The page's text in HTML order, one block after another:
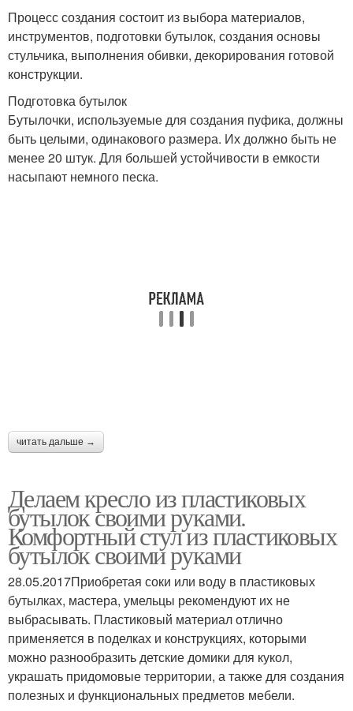
Пластиковые бутылки Стул из бутылок
Диван из бутылок
крышек
Поделки из
Процесс создания состоит из выбора материалов,
инструментов, подготовки бутылок, создания основы
стульчика, выполнения обивки, декорирования готовой
конструкции.
Подготовка бутылок
Бутылочки, используемые для создания пуфика, должны
быть целыми, одинакового размера. Их должно быть не
менее 20 штук. Для большей устойчивости в емкости
насыпают немного песка.
читать дальше →
Делаем кресло из пластиковых
бутылок своими руками.
Комфортный стул из пластиковых
бутылок своими руками
28.05.2017Приобретая соки или воду в пластиковых
бутылках, мастера, умельцы рекомендуют их не
выбрасывать. Пластиковый материал отлично
применяется в поделках и конструкциях, которыми
можно разнообразить детские домики для кукол,
украшать придомовые территории, а также для создания
полезных и функциональных предметов мебели.